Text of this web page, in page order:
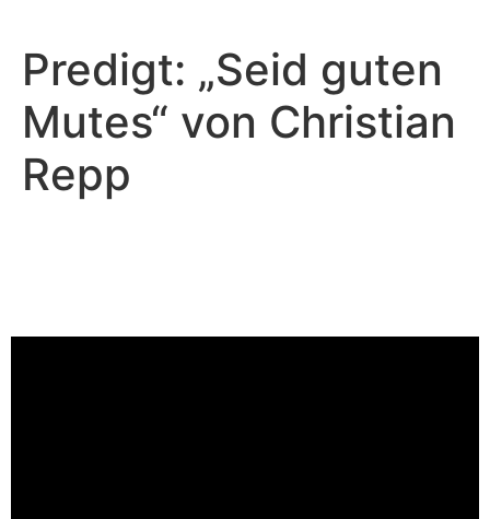
Predigt: „Seid guten
Mutes“ von Christian
Repp
Video-Player